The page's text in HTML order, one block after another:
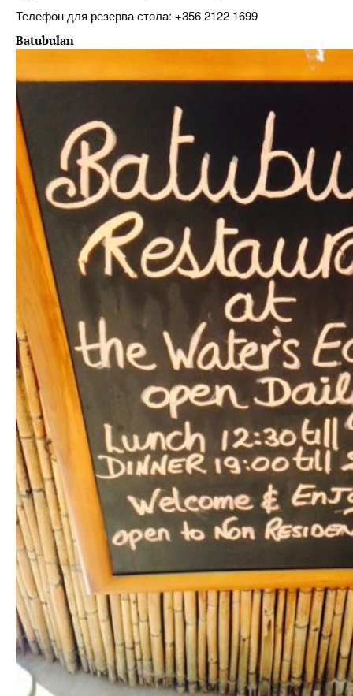
Телефон для резерва стола: +356 2122 1699
Batubulan